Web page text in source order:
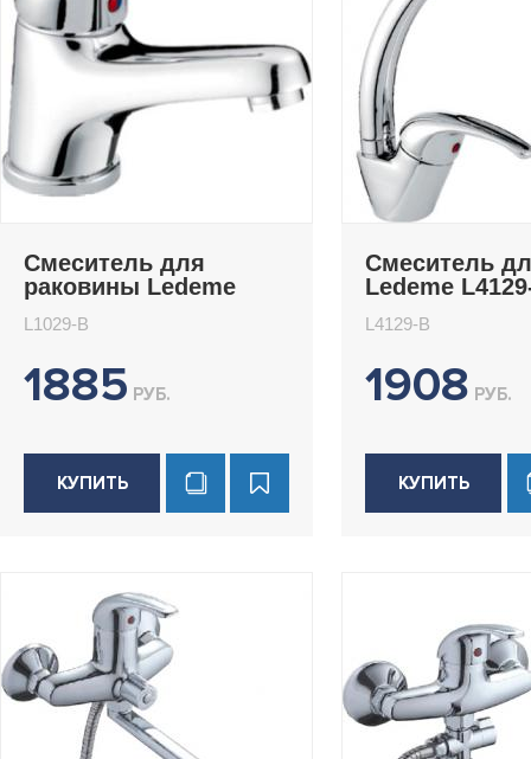
Смеситель для
раковины Ledeme
L1029-B
1885 РУБ.
КУПИТЬ
Смеситель
Ledeme
L4129-B
1908 РУБ.
КУПИТЬ